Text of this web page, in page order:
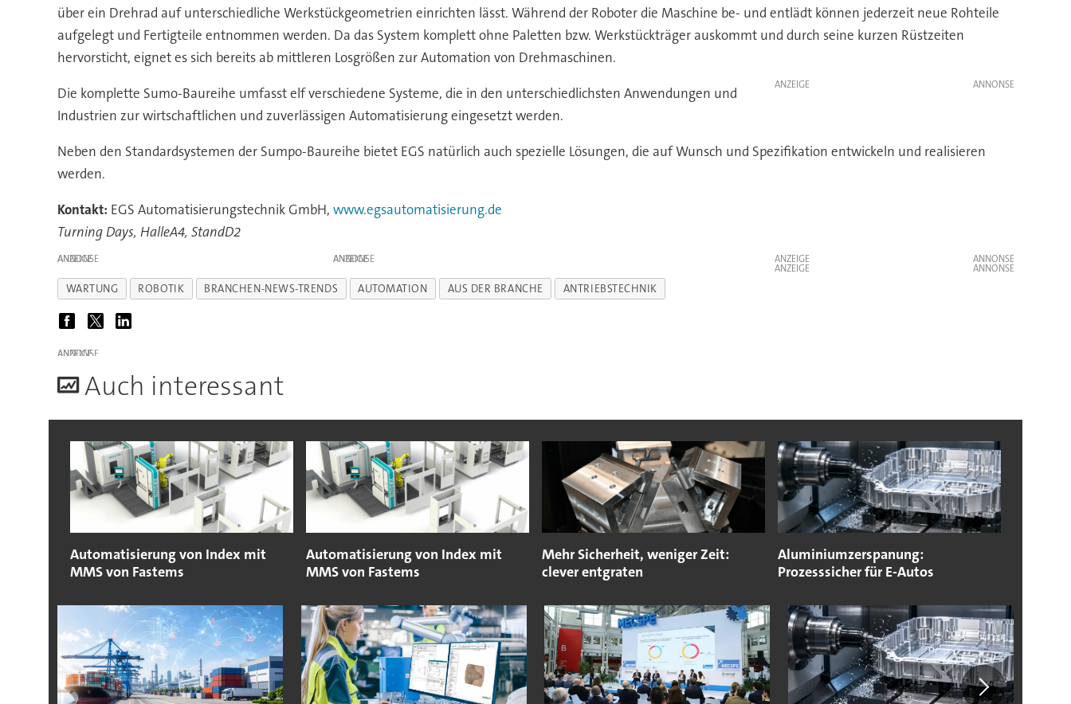
über ein Drehrad auf unterschiedliche Werkstückgeometrien einrichten lässt. Während der Roboter die Maschine be- und entlädt können jederzeit neue Rohteile
aufgelegt und Fertigteile entnommen werden. Da das System komplett ohne Paletten bzw. Werkstückträger auskommt und durch seine kurzen Rüstzeiten
hervorsticht, eignet es sich bereits ab mittleren Losgrößen zur Automation von Drehmaschinen.
ANZEIGE
Die komplette Sumo-Baureihe umfasst elf verschiedene Systeme, die in den unterschiedlichsten Anwendungen und
Industrien zur wirtschaftlichen und zuverlässigen Automatisierung eingesetzt werden.
Neben den Standardsystemen der Sumpo-Baureihe bietet EGS natürlich auch spezielle Lösungen, die auf Wunsch und Spezifikation entwickeln und realisieren
werden.
Kontakt: EGS Automatisierungstechnik GmbH, www.egsautomatisierung.de
Turning Days, HalleA4, StandD2
ANZEIGE ANZEIGE
ANZEIGE
ANZEIGE
WARTUNG ROBOTIK BRANCHEN-NEWS-TRENDS AUTOMATION AUS DER BRANCHE ANTRIEBSTECHNIK
ANZEIGE
Auch interessant
Automatisierung von Index mit
MMS von Fastems
Automatisierung von Index mit
MMS von Fastems
Mehr Sicherheit, weniger Zeit:
clever entgraten
Aluminiumzerspanung:
Prozesssicher für E-Autos